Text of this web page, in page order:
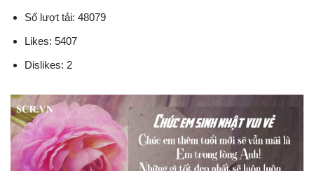
Số lượt tải: 48079
Likes: 5407
Dislikes: 2